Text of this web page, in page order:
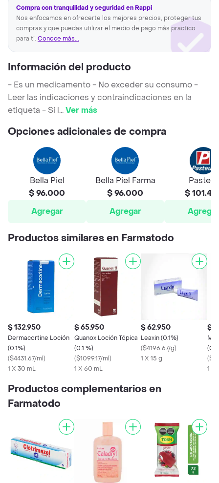
Compra con tranquilidad y seguridad en Rappi
Nos enfocamos en ofrecerte los mejores precios, proteger tus
compras y que puedas utilizar el medio de pago más practico
para ti. Conoce más...
Información del producto
- Es un medicamento - No exceder su consumo -
Leer las indicaciones y contraindicaciones en la
etiqueta - Si l...Ver más
Opciones adicionales de compra
Bella Piel
$ 96.000
Agregar
Bella Piel Farma
$ 96.000
Agregar
Pasteur
$
Agregar
Productos similares en Farmatodo
$ 132.950
Dermacortine Loción
(0.1%)
($4431.67/ml)
1 X 30 mL
$ 65.950
Quanox Loción Tópica
(0.1 %)
($1099.17/ml)
1 X 60 mL
$ 62.950
Leaxin (0.1%)
($4196.67/g)
1 X 15 g
$
(0.1
(
1 X
Productos complementarios en
Farmatodo